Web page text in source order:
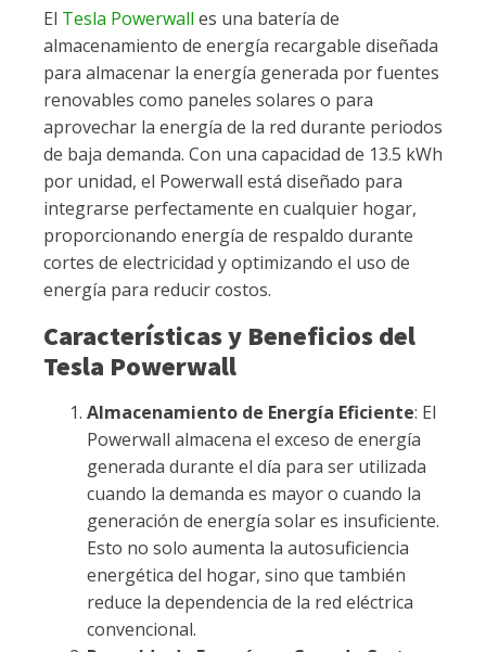
El Tesla Powerwall es una batería de
almacenamiento de energía recargable diseñada
para almacenar la energía generada por fuentes
renovables como paneles solares o para
aprovechar la energía de la red durante periodos
de baja demanda. Con una capacidad de 13.5 kWh
por unidad, el Powerwall está diseñado para
integrarse perfectamente en cualquier hogar,
proporcionando energía de respaldo durante
cortes de electricidad y optimizando el uso de
energía para reducir costos.
Características y Beneficios del
Tesla Powerwall
Almacenamiento de Energía Eficiente: El
Powerwall almacena el exceso de energía
generada durante el día para ser utilizada
cuando la demanda es mayor o cuando la
generación de energía solar es insuficiente.
Esto no solo aumenta la autosuficiencia
energética del hogar, sino que también
reduce la dependencia de la red eléctrica
convencional.